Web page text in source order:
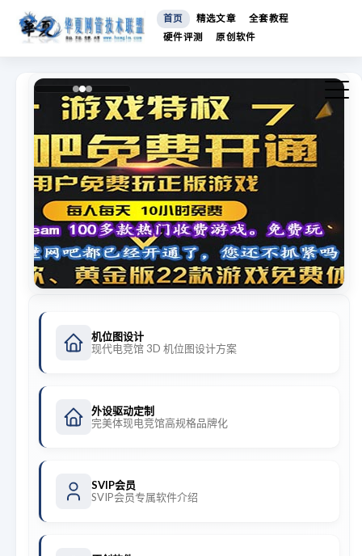
首页 精选文章
全套教程
硬件评测
原创软件
机位图设计
现代电竞馆 3D 机位图设计方案
外设驱动定制
完美体现电竞馆高规格品牌化
SVIP会员
SVIP会员专属软件介绍